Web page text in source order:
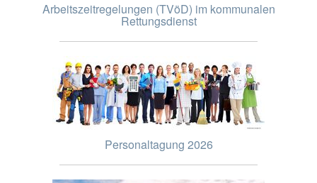
Arbeitszeitregelungen (TVöD) im kommunalen
Rettungsdienst
Personaltagung 2026